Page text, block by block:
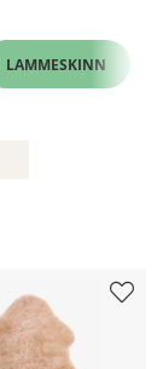
LAMMESKINN